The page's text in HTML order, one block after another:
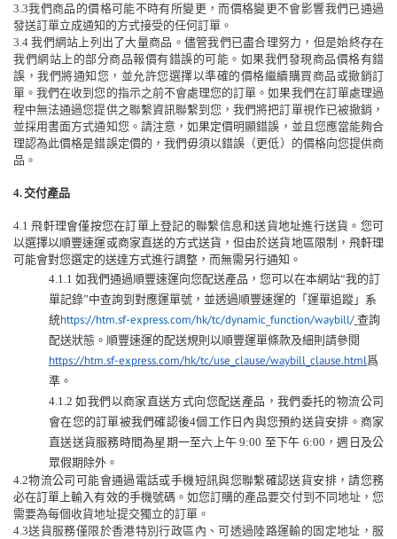
3.3我們商品的價格可能不時有所變更，而價格變更不會影響我們已通過
發送訂單立成通知的方式接受的任何訂單。
3.4我們網站上列出了大量商品。儘管我們已盡合理努力，但是始終存在
我們網站上的部分商品報價有錯誤的可能。如果我們發現商品價格有錯
誤 ，我們將通知您，並允許您選擇以準確的價格繼續購買商品或撤銷訂
單。我們在收到您的指示之前不會處理您的訂單。如果我們在訂單處理過
程中無法通過您提供之聯繫資訊聯繫到您，我們將把訂單視作已被撤銷，
並採用書面方式通知您。請注意，如果定價明顯錯誤 ，並且您應當能夠合
理認為此價格是錯誤定價的，我們毋須以錯誤 （更低）的價格向您提供商
品。
4.交付產品
4.1飛軒理會僅按您在訂單上登記的聯繫信息和送貨地址進行送貨。您可
以選擇以順豐速運或商家直送的方式送貨，但由於送貨地區限制，飛軒理
可能會對您選定的送達方式進行調整，而無需另行通知。
4.1.1 如我們通過順豐速運向您配送產品，您可以在本網站“我的訂
單記錄”中查詢到對應運單號，並透過順豐速運的 「運單追蹤 」 系
統https://htm.sf-express.com/hk/tc/dynamic_function/waybill/ 查詢
配送狀態。順豐速運的配送規則以順豐運單條款及細則請參閱
https://htm.sf-express.com/hk/tc/use_clause/waybill_clause.html爲
準。
4.1.2如我們以商家直送方式向您配送產品，我們委托的物流公司
會在您的訂單被我們確認後4個工作日內與您預約送貨安排。商家
直送送貨服務時間為星期一至六上午 9:00 至下午 6:00 ，週日及公
眾假期除外。
4.2物流公司可能會通過電話或手機短訊與您聯繫確認送貨安排，請您務
必在訂單上輸入有效的手機號碼。 如您訂購的產品要交付到不同地址，您
需要為每個收貨地址提交獨立的訂單。
4.3送貨服務僅限於香港特別行政區內、可透過陸路運輸的固定地址，服